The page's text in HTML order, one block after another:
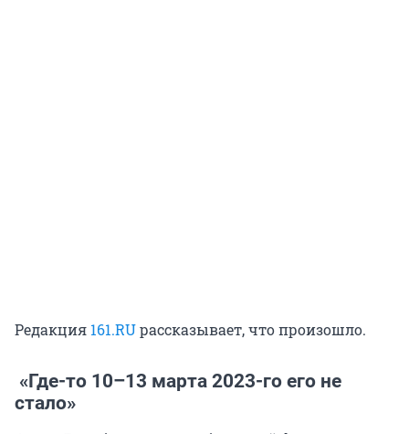
Редакция 161.RUрассказывает, что произошло.
«Где-то 10–13 марта 2023-го его не
стало»